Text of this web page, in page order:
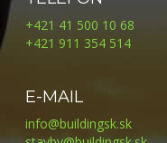
+421 41 500 10 68
+421 911 354 514
E-MAIL
info@buildingsk.sk